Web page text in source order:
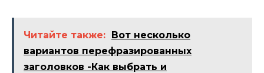
Читайте также: Вот несколько
вариантов перефразированных
заголовков -Как выбрать и